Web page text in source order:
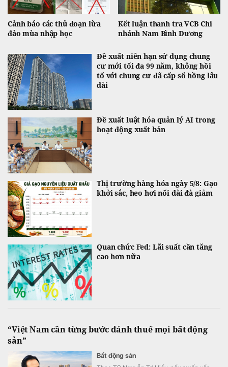
Cảnh báo các thủ đoạn lừa
đảo mùa nhập học
Kết luận thanh tra VCB Chi
nhánh Nam Bình Dương
Đề xuất niên hạn sử dụng chung
cư mới tối đa 99 năm, không hồi
tố với chung cư đã cấp sổ hồng lâu
dài
Đề xuất luật hóa quản lý AI trong
hoạt động xuất bản
Thị trường hàng hóa ngày 5/8: Gạo
khởi sắc, heo hơi nối dài đà giảm
Quan chức Fed: Lãi suất cần tăng
cao hơn nữa
“Việt Nam cần từng bước đánh thuế mọi bất động
sản”
Bất động sản